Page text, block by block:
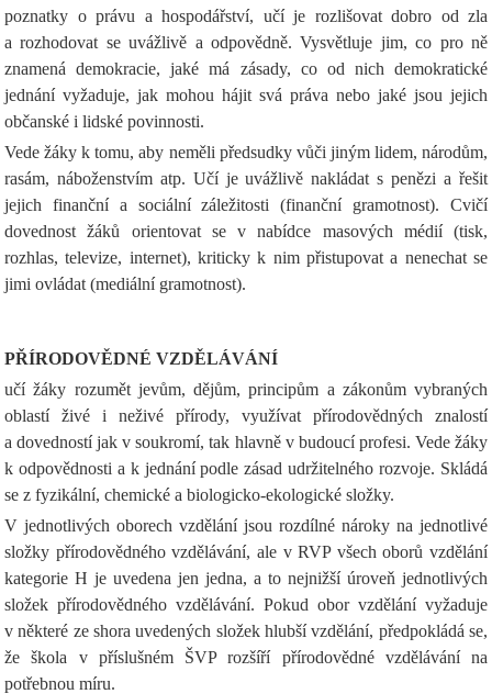
poznatky o právu a hospodářství, učí je rozlišovat dobro od zla
a rozhodovat se uvážlivě a odpovědně. Vysvětluje jim, co pro ně
znamená demokracie, jaké má zásady, co od nich demokratické
jednání vyžaduje, jak mohou hájit svá práva nebo jaké jsou jejich
občanské i lidské povinnosti.
Vede žáky k tomu, aby neměli předsudky vůči jiným lidem, národům,
rasám, náboženstvím atp. Učí je uvážlivě nakládat s penězi a řešit
jejich finanční a sociální záležitosti (finanční gramotnost). Cvičí
dovednost žáků orientovat se v nabídce masových médií (tisk,
rozhlas, televize, internet), kriticky k nim přistupovat a nenechat se
jimi ovládat (mediální gramotnost).
PŘÍRODOVĚDNÉ VZDĚLÁVÁNÍ
učí žáky rozumět jevům, dějům, principům a zákonům vybraných
oblastí živé i neživé přírody, využívat přírodovědných znalostí
a dovedností jak v soukromí, tak hlavně v budoucí profesi. Vede žáky
k odpovědnosti a k jednání podle zásad udržitelného rozvoje. Skládá
se z fyzikální, chemické a biologicko-ekologické složky.
V jednotlivých oborech vzdělání jsou rozdílné nároky na jednotlivé
složky přírodovědného vzdělávání, ale v RVP všech oborů vzdělání
kategorie H je uvedena jen jedna, a to nejnižší úroveň jednotlivých
složek přírodovědného vzdělávání. Pokud obor vzdělání vyžaduje
v některé ze shora uvedených složek hlubší vzdělání, předpokládá se,
že škola v příslušném ŠVP rozšíří přírodovědné vzdělávání na
potřebnou míru.